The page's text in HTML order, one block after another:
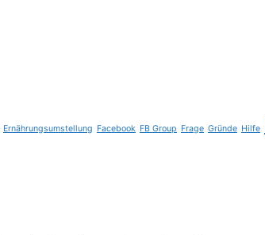
Ernährungsumstellung Facebook FB Group Frage Gründe Hilfe